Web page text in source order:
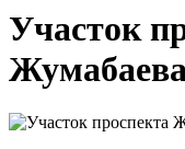
Участок